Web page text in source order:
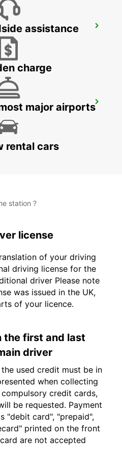
assistance
charge
major airports
rental cars
station ?
license
of your driving
driving license for the
driver Please note
was issued in the UK,
of your licence.
the first and last
driver
used credit must be in
when collecting
credit cards,
be requested. Payment
"debit card", "prepaid",
printed on the front
are not accepted